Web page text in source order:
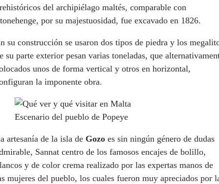
del archipiélago maltés, comparable con
por su majestuosidad, fue excavado en 1826.
su construcción se usaron dos tipos de piedra y los
su parte exterior pesan varias toneladas, que
unos de forma vertical y otros en horizontal,
la imponente obra.
Escenario del pueblo de Popeye
artesanía de la isla de Gozo es sin ningún género de dudas
Sannat centro de los famosos encajes de bolillo,
y de color crema realizado por las expertas manos de
mujeres del pueblo, los cuales fueron muy apreciados por